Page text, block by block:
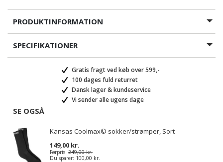
PRODUKTINFORMATION
SPECIFIKATIONER
Gratis fragt ved køb over 599,-
100 dages fuld returret
Dansk lager & kundeservice
Vi sender alle ugens dage
SE OGSÅ
Kansas Coolmax© sokker/strømper, Sort
149,00 kr.
Førpris: 249,00 kr.
Du sparer: 100,00 kr.